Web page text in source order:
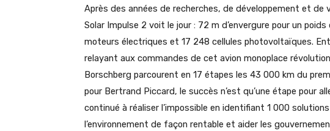
Après des années de recherches, de développement et de
Solar Impulse 2 voit le jour : 72 m d’envergure pour un
moteurs électriques et 17 248 cellules photovoltaïques.
relayant aux commandes de cet avion monoplace
Borschberg parcourent en 17 étapes les 43 000 km du
pour Bertrand Piccard, le succès n’est qu’une étape pour
continué à réaliser l’impossible en identifiant 1 000
l’environnement de façon rentable et aider les